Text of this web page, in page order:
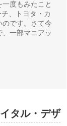
度もみたこと
、トヨタ・カ
です。さて今
一部マニアッ
タル・デザ